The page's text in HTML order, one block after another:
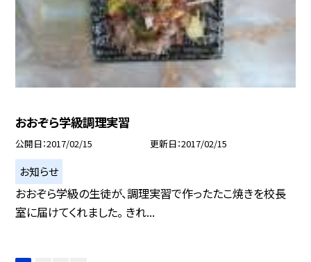
おおぞら学級調理実習
公開日 2017/02/15 更新日 2017/02/15
お知らせ
おおぞら学級の生徒が、調理実習で作ったたこ焼きを校長
室に届けてくれました。 きれ...